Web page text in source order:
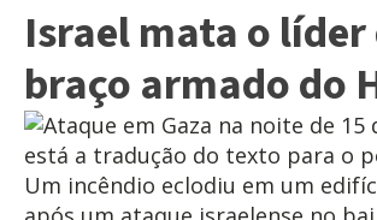
Israel mata o líder
braço armado do
está a tradução do texto para o
Um incêndio eclodiu em um